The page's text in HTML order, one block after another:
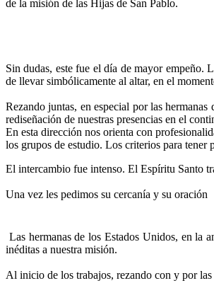
de la misión de las Hijas de San Pablo.
Sin dudas, este fue el día de mayor empeño.
de llevar simbólicamente al altar, en el
Rezando juntas, en especial por las
rediseñación de nuestras presencias en el
En esta dirección nos orienta con
los grupos de estudio. Los criterios para
El intercambio fue intenso. El Espíritu Santo
Una vez les pedimos su cercanía y su oración
Las hermanas de los Estados Unidos, en la
inéditas a nuestra misión.
Al inicio de los trabajos, rezando con y por